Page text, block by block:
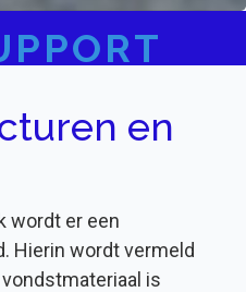
en
wordt er een
Hierin wordt vermeld
is